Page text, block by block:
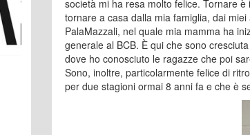
società mi ha resa molto felice. Tornare
tornare a casa dalla mia famiglia, dai
PalaMazzali, nel quale mia mamma ha
generale al BCB. È qui che sono
dove ho conosciuto le ragazze che poi
Sono, inoltre, particolarmente felice di
per due stagioni ormai 8 anni fa e che è